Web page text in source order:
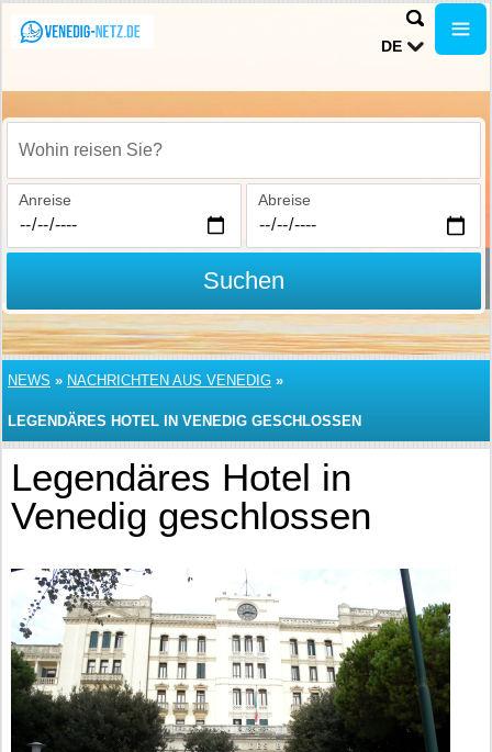
DE
Wohin reisen Sie?
Anreise Abreise
Suchen
NEWS » NACHRICHTEN AUS VENEDIG »
LEGENDÄRES HOTEL IN VENEDIG GESCHLOSSEN
Legendäres Hotel in
Venedig geschlossen